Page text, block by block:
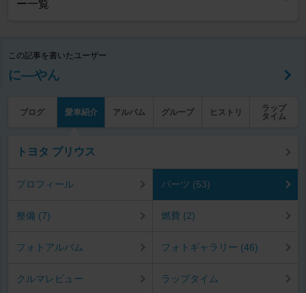
ー一覧
この記事を書いたユーザー
に―やん
ブログ 愛車紹介 アルバム グループ ヒストリ
ラップ
タイム
トヨタ プリウス
プロフィール パーツ (53)
整備 (7) 燃費 (2)
フォトアルバム フォトギャラリー (46)
クルマレビュー ラップタイム